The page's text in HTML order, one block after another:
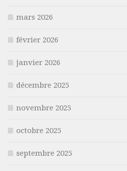
mars 2026
février 2026
janvier 2026
décembre 2025
novembre 2025
octobre 2025
septembre 2025